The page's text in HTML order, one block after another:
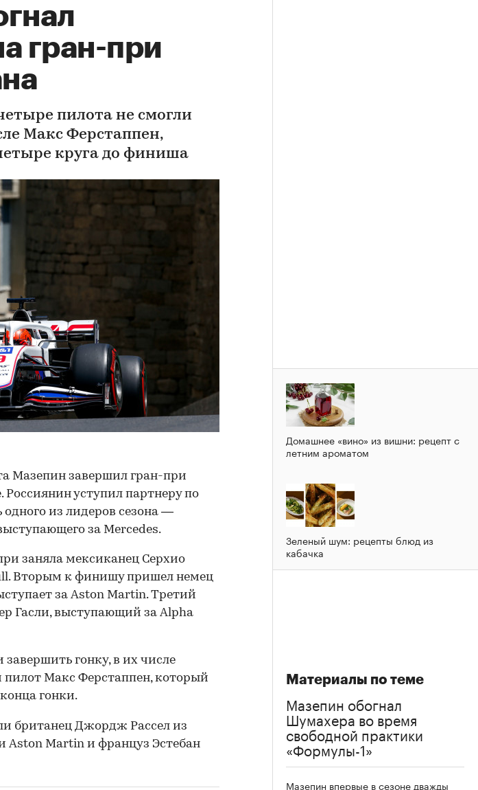
гран-при
пилота не смогли
Макс Ферстаппен,
круга до финиша
Мазепин завершил гран-при
уступил партнеру по
одного из лидеров сезона —
за Mercedes.
заняла мексиканец Серхио
Вторым к финишу пришел немец
за Aston Martin. Третий
Гасли, выступающий за Alpha
гонку, в их числе
Макс Ферстаппен, который
гонки.
британец Джордж Рассел из
Aston Martin и француз Эстебан
Домашнее «вино» из вишни: рецепт с
летним ароматом
Зеленый шум: рецепты блюд из
кабачка
Материалы по теме
Мазепин обогнал
Шумахера во время
свободной практики
«Формулы-1»
Мазепин впервые в сезоне дважды